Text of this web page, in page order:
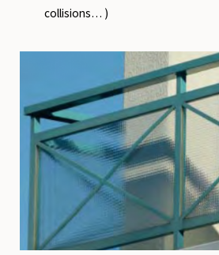
collisions… )